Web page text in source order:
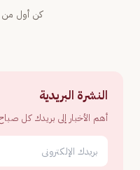
كن أول من
النشرة البريدية
أهم الأخبار إلى بريدك كل